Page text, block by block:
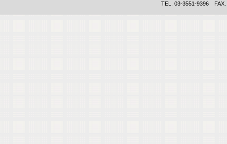
TEL. 03-3551-9396